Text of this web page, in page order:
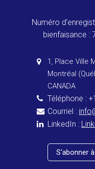
Numéro
bienfaisance :
1, Place Ville
Montréal
CANADA
Téléphone :
Courriel :
LinkedIn :
S'abonner